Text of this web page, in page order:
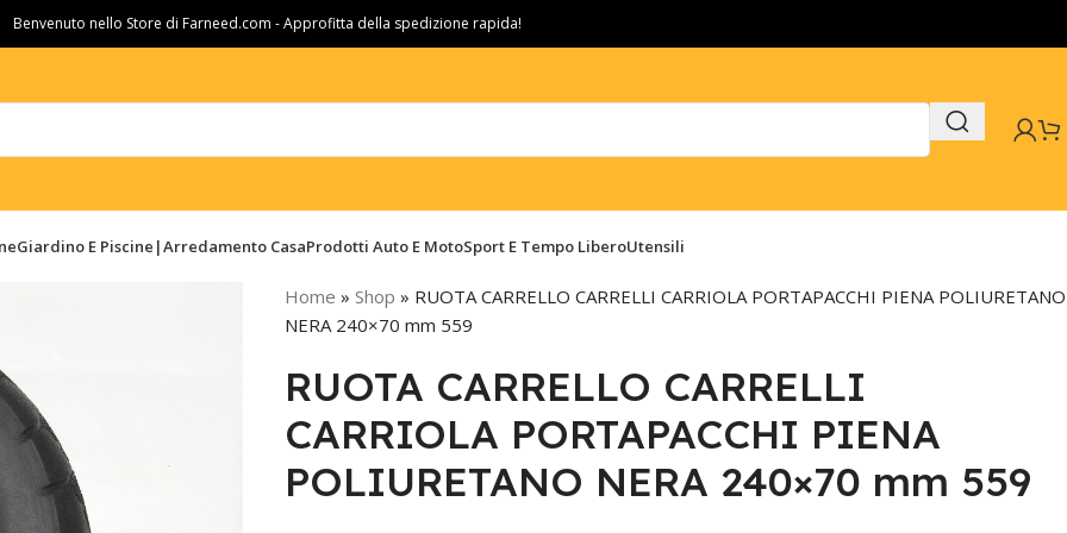
Benvenuto nello Store di Farneed.com - Approfitta della spedizione rapida!
Giardino E Piscine|Arredamento CasaProdotti Auto E MotoSport E Tempo LiberoUtensili
Home » Shop » RUOTA CARRELLO CARRELLI CARRIOLA PORTAPACCHI PIENA POLIURETANO
NERA 240×70 mm 559
RUOTA CARRELLO CARRELLI
CARRIOLA PORTAPACCHI PIENA
POLIURETANO NERA 240×70 mm 559